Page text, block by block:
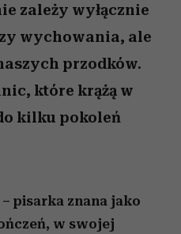
zależy wyłącznie
wychowania, ale
przodków.
które krążą w
kilku pokoleń
pisarka znana jako
w swojej